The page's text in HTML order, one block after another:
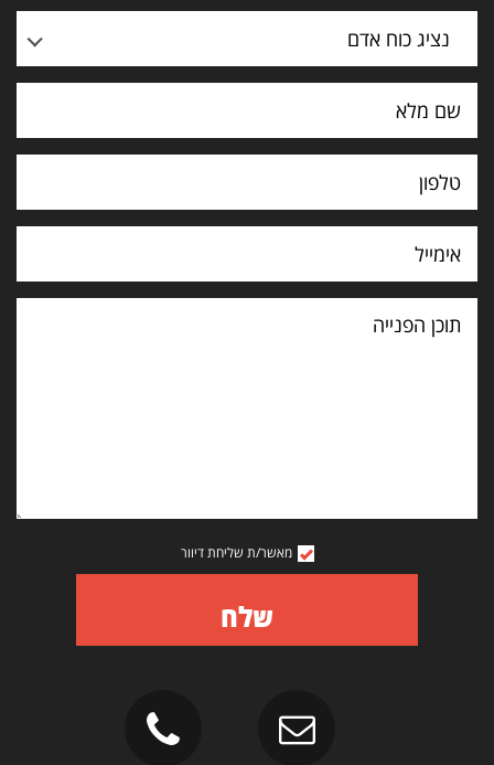
נציג כוח אדם
תוכן
הפנייה
מאשר/ת שליחת דיוור
שלח